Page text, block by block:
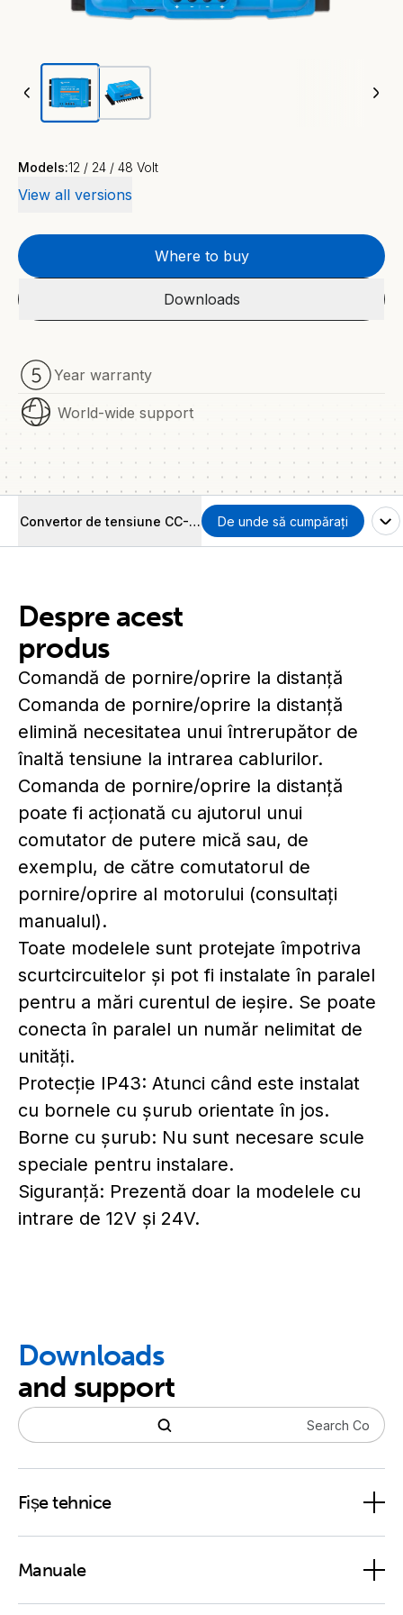
Models:12 / 24 / 48 Volt
View all versions
Where to buy
Downloads
Year warranty
World-wide support
Convertor de tensiune CC-CC cu izolație Orion-Tr
De unde să cumpărați
Despre acest
produs
Comandă de pornire/oprire la distanță
Comanda de pornire/oprire la distanță
elimină necesitatea unui întrerupător de
înaltă tensiune la intrarea cablurilor.
Comanda de pornire/oprire la distanță
poate fi acționată cu ajutorul unui
comutator de putere mică sau, de
exemplu, de către comutatorul de
pornire/oprire al motorului (consultați
manualul).
Toate modelele sunt protejate împotriva
scurtcircuitelor și pot fi instalate în paralel
pentru a mări curentul de ieșire. Se poate
conecta în paralel un număr nelimitat de
unități.
Protecție IP43: Atunci când este instalat
cu bornele cu șurub orientate în jos.
Borne cu șurub: Nu sunt necesare scule
speciale pentru instalare.
Siguranță: Prezentă doar la modelele cu
intrare de 12V și 24V.
Downloads
and support
Fișe tehnice
series
Manuale